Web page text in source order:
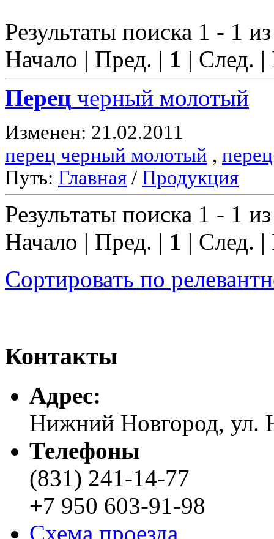
Результаты поиска 1 - 1
Начало | Пред. | 1 | След.
Перец черный молотый
Изменен: 21.02.2011
перец черный молотый , перец
Путь: Главная / Продукция
Результаты поиска 1 - 1
Начало | Пред. | 1 | След.
Сортировать по
Контакты
Адреc:
Нижний Новгород, ул.
Телефоны
(831) 241-14-77
+7 950 603-91-98
Схема проезда